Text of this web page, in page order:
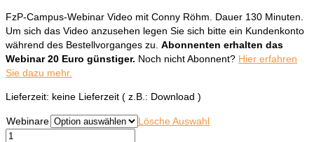
FzP-Campus-Webinar Video mit Conny Röhm. Dauer 130 Minuten.
Um sich das Video anzusehen legen Sie sich bitte ein Kundenkonto
während des Bestellvorganges zu. Abonnenten erhalten das
Webinar 20 Euro günstiger. Noch nicht Abonnent? Hier erfahren
Sie dazu mehr.
Lieferzeit: keine Lieferzeit ( z.B.: Download )
Webinare
Lösche Auswahl
FzP-